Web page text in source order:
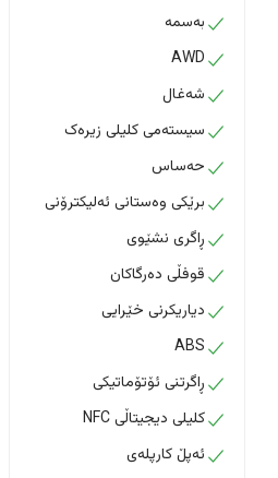
بەسمە
AWD
شەغال
سیستەمی کلیلی زیرەک
حەساس
برێکی وەستانی ئەلیکترۆنی
ڕاگری نشێوی
قوفڵی دەرگاکان
دیاریکرنی خێرایی
ABS
ڕاگرتنی ئۆتۆماتیکی
کلیلی دیجیتاڵی NFC
ئەپڵ کارپلەی